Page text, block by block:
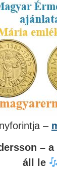
–
–
áll le